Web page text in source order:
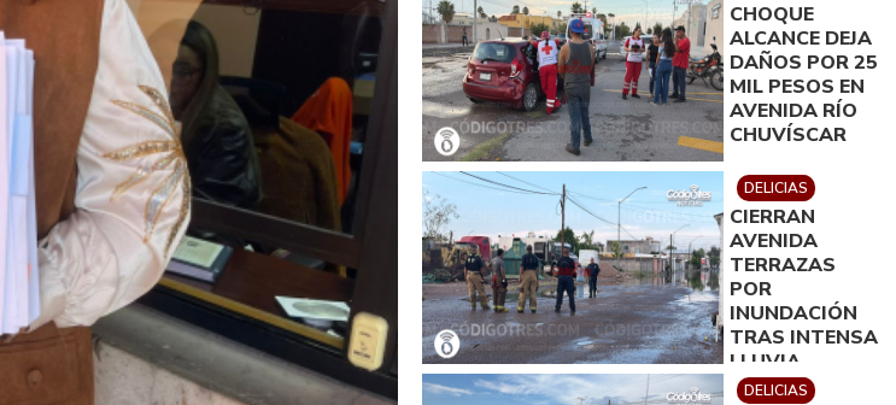
CHOQUE
ALCANCE DEJA
DAÑOS POR 25
MIL PESOS EN
AVENIDA RÍO
CHUVÍSCAR
DELICIAS
CIERRAN
AVENIDA
TERRAZAS
POR
INUNDACIÓN
TRAS INTENSA
LLUVIA
DELICIAS